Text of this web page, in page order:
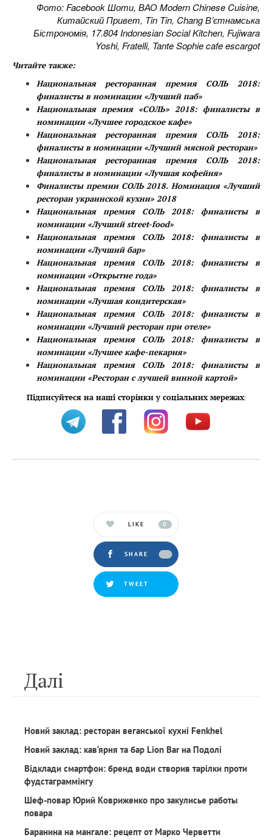
Фото: Facebook Шоти, ВАО Modern Chinese Cuisine,
Китайский Привет, Tin Tin, Chang В’єтнамська
Бістрономія, 17.804 Indonesian Social Kitchen, Fujiwara
Yoshi, Fratelli, Tante Sophie cafe escargot
Читайте также:
Национальная ресторанная премия СОЛЬ 2018:
финалисты в номинации «Лучший паб»
Национальная премия «СОЛЬ» 2018: финалисты в
номинации «Лучшее городское кафе»
Национальная ресторанная премия СОЛЬ 2018:
финалисты в номинации «Лучший мясной ресторан»
Национальная ресторанная премия СОЛЬ 2018:
финалисты в номинации «Лучшая кофейня»
Финалисты премии СОЛЬ 2018. Номинация «Лучший
ресторан украинской кухни» 2018
Национальная премия СОЛЬ 2018: финалисты в
номинации «Лучший street-food»
Национальная премия СОЛЬ 2018: финалисты в
номинации «Лучший бар»
Национальная премия СОЛЬ 2018: финалисты в
номинации «Открытие года»
Национальная премия СОЛЬ 2018: финалисты в
номинации «Лучшая кондитерская»
Национальная премия СОЛЬ 2018: финалисты в
номинации «Лучший ресторан при отеле»
Национальная премия СОЛЬ 2018: финалисты в
номинации «Лучшее кафе-пекарня»
Национальная премия СОЛЬ 2018: финалисты в
номинации «Ресторан с лучшей винной картой»
Підписуйтеся на наші сторінки у соціальних мережах:
LIKE 0
SHARE
TWEET
Далi
Новий заклад: ресторан веганської кухні Fenkhel
Новий заклад: кав‘ярня та бар Lion Bar на Подолі
Відклади смартфон: бренд води створив тарілки проти
фудстаграммінгу
Шеф-повар Юрий Ковриженко про закулисье работы
повара
Баранина на мангале: рецепт от Марко Черветти